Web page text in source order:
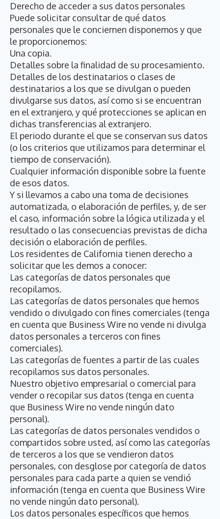
Derecho de acceder a sus datos personales
Puede solicitar consultar de qué datos
personales que le conciernen disponemos y que
le proporcionemos:
Una copia.
Detalles sobre la finalidad de su procesamiento.
Detalles de los destinatarios o clases de
destinatarios a los que se divulgan o pueden
divulgarse sus datos, así como si se encuentran
en el extranjero, y qué protecciones se aplican en
dichas transferencias al extranjero.
El periodo durante el que se conservan sus datos
(o los criterios que utilizamos para determinar el
tiempo de conservación).
Cualquier información disponible sobre la fuente
de esos datos.
Y si llevamos a cabo una toma de decisiones
automatizada, o elaboración de perfiles, y, de ser
el caso, información sobre la lógica utilizada y el
resultado o las consecuencias previstas de dicha
decisión o elaboración de perfiles.
Los residentes de California tienen derecho a
solicitar que les demos a conocer:
Las categorías de datos personales que
recopilamos.
Las categorías de datos personales que hemos
vendido o divulgado con fines comerciales (tenga
en cuenta que Business Wire no vende ni divulga
datos personales a terceros con fines
comerciales).
Las categorías de fuentes a partir de las cuales
recopilamos sus datos personales.
Nuestro objetivo empresarial o comercial para
vender o recopilar sus datos (tenga en cuenta
que Business Wire no vende ningún dato
personal).
Las categorías de datos personales vendidos o
compartidos sobre usted, así como las categorías
de terceros a los que se vendieron datos
personales, con desglose por categoría de datos
personales para cada parte a quien se vendió
información (tenga en cuenta que Business Wire
no vende ningún dato personal).
Los datos personales específicos que hemos